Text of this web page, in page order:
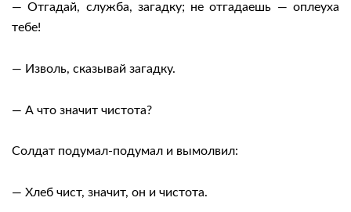
— Отгадай, служба, загадку; не отгадаешь — оплеуха
тебе!
— Изволь, сказывай загадку.
— А что значит чистота?
Солдат подумал-подумал и вымолвил:
— Хлеб чист, значит, он и чистота.